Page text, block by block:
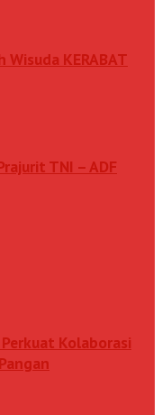
KERABAT
TNI – ADF
Kolaborasi